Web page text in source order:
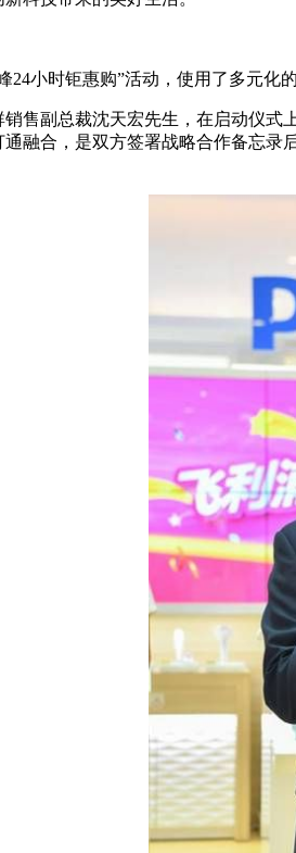
24小时钜惠购”活动，使用了多元
售副总裁沈天宏先生，在启动仪式
融合，是双方签署战略合作备忘